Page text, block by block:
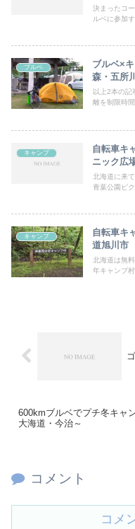
決まったコ
ルベに参加
ブルベ
ブルベ×
森・五所
以上2本の
離を制限時
キャンプ
自転車キ
ニック広
北海道に来
青葉公園ピ
キャンプ
自転車キ
道旭川市
北海道は無
年キャンプ
600kmブルベでプチ冬キャ
大海道・今治～
コメント
コメ